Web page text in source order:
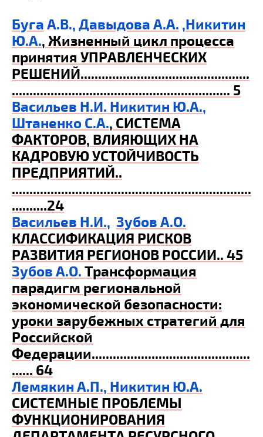
Буга А.В., Давыдова А.А. ,Никитин
Ю.А., Жизненный цикл процесса
принятия УПРАВЛЕНЧЕСКИХ
РЕШЕНИЙ................................................
.............................................................. 5
Васильев Н.И. Никитин Ю.А.,
Штаненко С.А., СИСТЕМА
ФАКТОРОВ, ВЛИЯЮЩИХ НА
КАДРОВУЮ УСТОЙЧИВОСТЬ
ПРЕДПРИЯТИЙ..
....................................................................
..........24
Васильев Н.И., Зубов А.О.
КЛАССИФИКАЦИЯ РИСКОВ
РАЗВИТИЯ РЕГИОНОВ РОССИИ.. 45
Зубов А.О. Трансформация
парадигм региональной
экономической безопасности:
уроки зарубежных стратегий для
Российской
Федерации.............................................
...... 64
Лемякин А.П., Никитин Ю.А.
СИСТЕМНЫЕ ПРОБЛЕМЫ
ФУНКЦИОНИРОВАНИЯ